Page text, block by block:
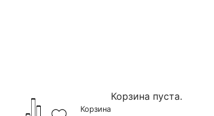
Корзина
Корзина пуста.